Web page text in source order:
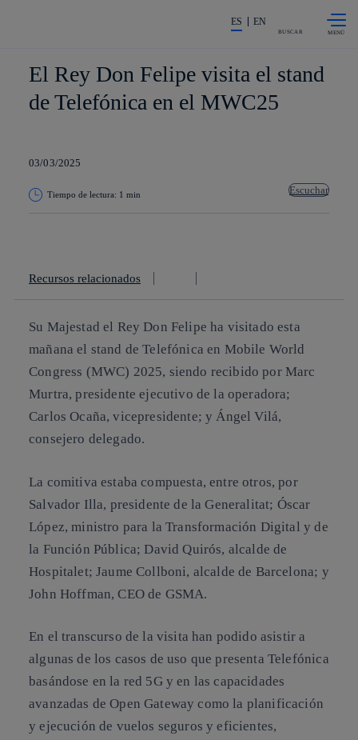
La acción en accionistas e
ES EN
BUSCAR
El Rey Don Felipe visita el stand
de Telefónica en el MWC25
03/03/2025
Tiempo de lectura: 1 min Escuchar
Recursos relacionados
Su Majestad el Rey Don Felipe ha visitado esta
mañana el stand de Telefónica en Mobile World
Congress (MWC) 2025, siendo recibido por Marc
Murtra, presidente ejecutivo de la operadora;
Carlos Ocaña, vicepresidente; y Ángel Vilá,
consejero delegado.
La comitiva estaba compuesta, entre otros, por
Salvador Illa, presidente de la Generalitat; Óscar
López, ministro para la Transformación Digital y de
la Función Pública; David Quirós, alcalde de
Hospitalet; Jaume Collboni, alcalde de Barcelona; y
John Hoffman, CEO de GSMA.
En el transcurso de la visita han podido asistir a
algunas de los casos de uso que presenta Telefónica
basándose en la red 5G y en las capacidades
avanzadas de Open Gateway como la planificación
y ejecución de vuelos seguros y eficientes,